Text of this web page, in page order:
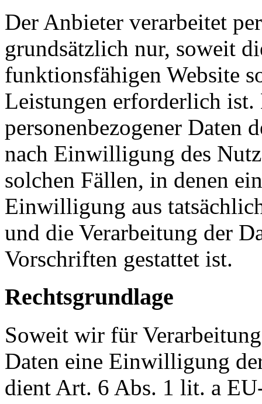
Der Anbieter verarbeitet
grundsätzlich nur, soweit
funktionsfähigen Website
Leistungen erforderlich ist.
personenbezogener Daten
nach Einwilligung des
solchen Fällen, in denen
Einwilligung aus
und die Verarbeitung der
Vorschriften gestattet ist.
Rechtsgrundlage
Soweit wir für
Daten eine Einwilligung
dient Art. 6 Abs. 1 lit. a